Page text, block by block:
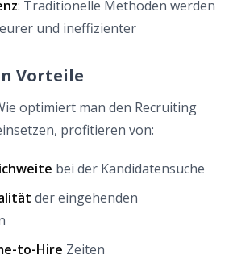
: Traditionelle Methoden werden
und ineffizienter
Vorteile
optimiert man den Recruiting
profitieren von:
bei der Kandidatensuche
der eingehenden
to-Hire Zeiten